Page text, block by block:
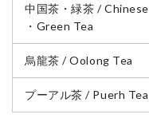
中国茶・緑茶 / Chinese
・Green Tea
烏龍茶 / Oolong Tea
プーアル茶 / Puerh Tea